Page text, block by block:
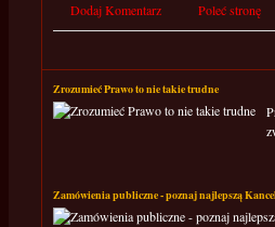
Dodaj Komentarz Poleć stronę
Zrozumieć Prawo to nie takie trudne
Zamówienia publiczne - poznaj najlepszą